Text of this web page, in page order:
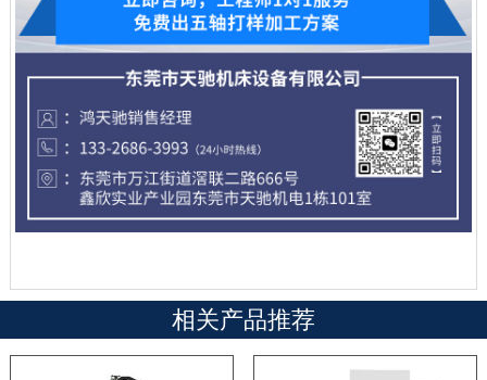
相关产品推荐